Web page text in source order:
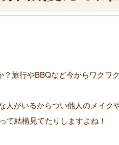
旅行やBBQなど今からワクワ
人がいるからつい他人のメイ
て結構見てたりしますよね！